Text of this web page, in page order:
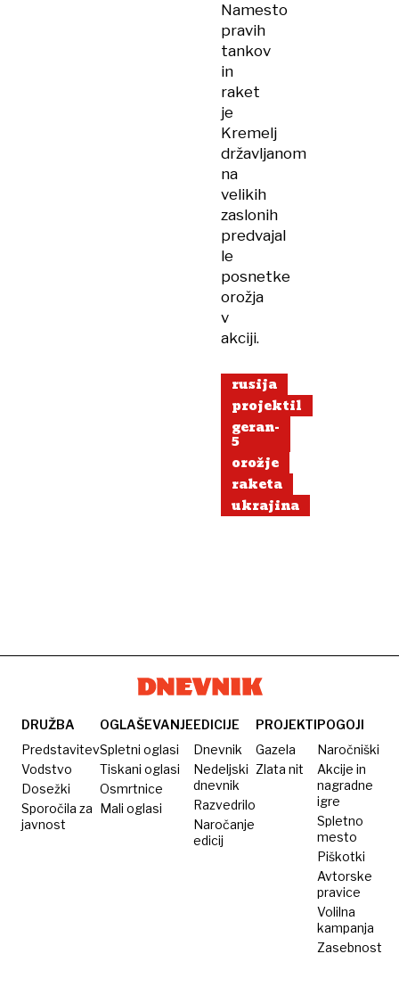
Namesto
pravih
tankov
in
raket
je
Kremelj
državljanom
na
velikih
zaslonih
predvajal
le
posnetke
orožja
v
akciji.
rusija
projektil
geran-
5
orožje
raketa
ukrajina
DRUŽBA
Predstavitev
Vodstvo
Dosežki
Sporočila za
javnost
OGLAŠEVANJE
Spletni oglasi
Tiskani oglasi
Osmrtnice
Mali oglasi
EDICIJE
Dnevnik
Nedeljski
dnevnik
Razvedrilo
Naročanje
edicij
PROJEKTI
Gazela
Zlata nit
POGOJI
Naročniški
Akcije in
nagradne
igre
Spletno
mesto
Piškotki
Avtorske
pravice
Volilna
kampanja
Zasebnost